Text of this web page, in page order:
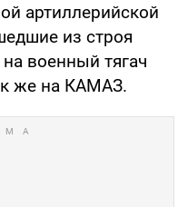
артиллерийской
из строя
военный тягач
же на КАМАЗ.